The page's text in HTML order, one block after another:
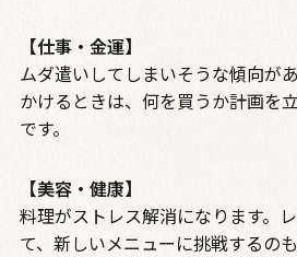
【仕事・金運】
ムダ遣いしてしまいそうな傾向が
かけるときは、何を買うか計画を
です。
【美容・健康】
料理がストレス解消になります。
て、新しいメニューに挑戦するの